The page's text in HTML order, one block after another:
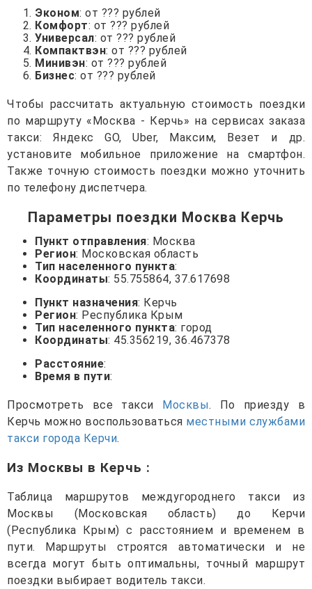
Эконом: от ??? рублей
Комфорт: от ??? рублей
Универсал: от ??? рублей
Компактвэн: от ??? рублей
Минивэн: от ??? рублей
Бизнес: от ??? рублей
Чтобы рассчитать актуальную стоимость поездки
по маршруту «Москва - Керчь» на сервисах заказа
такси: Яндекс GO, Uber, Максим, Везет и др.
установите мобильное приложение на смартфон.
Также точную стоимость поездки можно уточнить
по телефону диспетчера.
Параметры поездки Москва Керчь
Пункт отправления: Москва
Регион: Московская область
Тип населенного пункта:
Координаты: 55.755864, 37.617698
Пункт назначения: Керчь
Регион: Республика Крым
Тип населенного пункта: город
Координаты: 45.356219, 36.467378
Расстояние:
Время в пути:
Просмотреть все такси Москвы. По приезду в
Керчь можно воспользоваться местными службами
такси города Керчи.
Из Москвы в Керчь :
Таблица маршрутов междугороднего такси из
Москвы (Московская область) до Керчи
(Республика Крым) с расстоянием и временем в
пути. Маршруты строятся автоматически и не
всегда могут быть оптимальны, точный маршрут
поездки выбирает водитель такси.